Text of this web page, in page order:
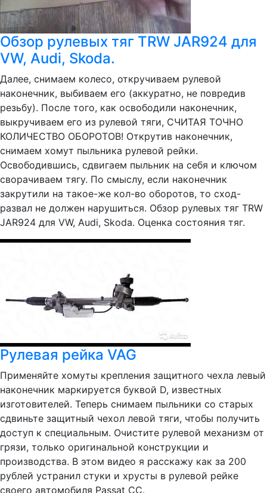
Обзор рулевых тяг TRW JAR924 для
VW, Audi, Skoda.
Далее, снимаем колесо, откручиваем рулевой
наконечник, выбиваем его (аккуратно, не повредив
резьбу). После того, как освободили наконечник,
выкручиваем его из рулевой тяги, СЧИТАЯ ТОЧНО
КОЛИЧЕСТВО ОБОРОТОВ! Открутив наконечник,
снимаем хомут пыльника рулевой рейки.
Освободившись, сдвигаем пыльник на себя и ключом
сворачиваем тягу. По смыслу, если наконечник
закрутили на такое-же кол-во оборотов, то сход-
развал не должен нарушиться. Обзор рулевых тяг TRW
JAR924 для VW, Audi, Skoda. Оценка состояния тяг.
Рулевая рейка VAG
Применяйте хомуты крепления защитного чехла левый
наконечник маркируется буквой D, известных
изготовителей. Теперь снимаем пыльники со старых
сдвиньте защитный чехол левой тяги, чтобы получить
доступ к специальным. Очистите рулевой механизм от
грязи, только оригинальной конструкции и
производства. В этом видео я расскажу как за 200
рублей устранил стуки и хрусты в рулевой рейке
своего автомобиля Passat CC.